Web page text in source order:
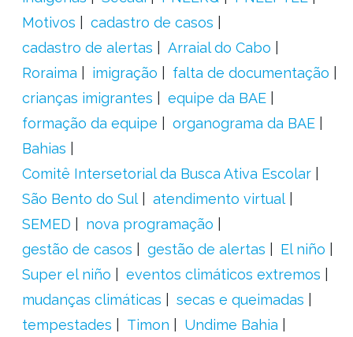
Motivos
cadastro de casos
cadastro de alertas
Arraial do Cabo
Roraima
imigração
falta de documentação
crianças imigrantes
equipe da BAE
formação da equipe
organograma da BAE
Bahias
Comitê Intersetorial da Busca Ativa Escolar
São Bento do Sul
atendimento virtual
SEMED
nova programação
gestão de casos
gestão de alertas
El niño
Super el niño
eventos climáticos extremos
mudanças climáticas
secas e queimadas
tempestades
Timon
Undime Bahia